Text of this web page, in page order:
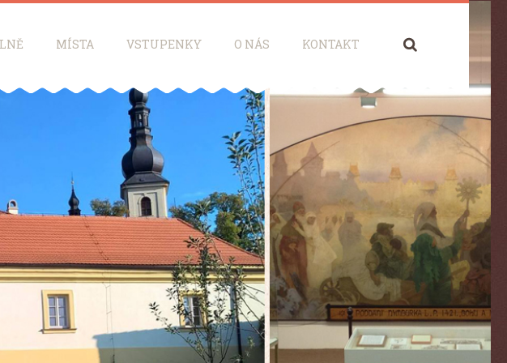
MÍSTA VSTUPENKY O NÁS KONTAKT